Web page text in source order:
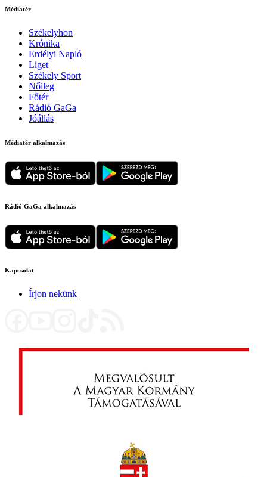
Médiatér
Székelyhon
Krónika
Erdélyi Napló
Liget
Székely Sport
Nőileg
Főtér
Rádió GaGa
Jóállás
Médiatér alkalmazás
Rádió GaGa alkalmazás
Kapcsolat
Írjon nekünk